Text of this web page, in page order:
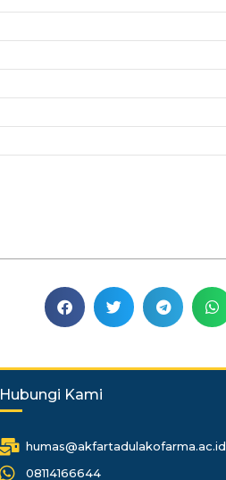
Hubungi Kami
humas@akfartadulakofarma.ac.id
08114166644